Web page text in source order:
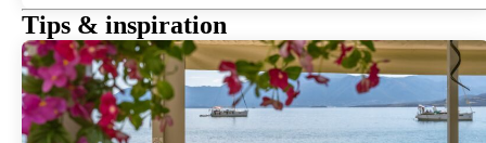
som är både avkopplande och storslagen. Här möts du av
doftande pinjeskog, utsiktsplatser som tar andan ur dig och små
där tiden tycks ha stått stilla. Vandring är kanske det allra bästa
att verkligen lära känna Paleros.
Tips & inspiration